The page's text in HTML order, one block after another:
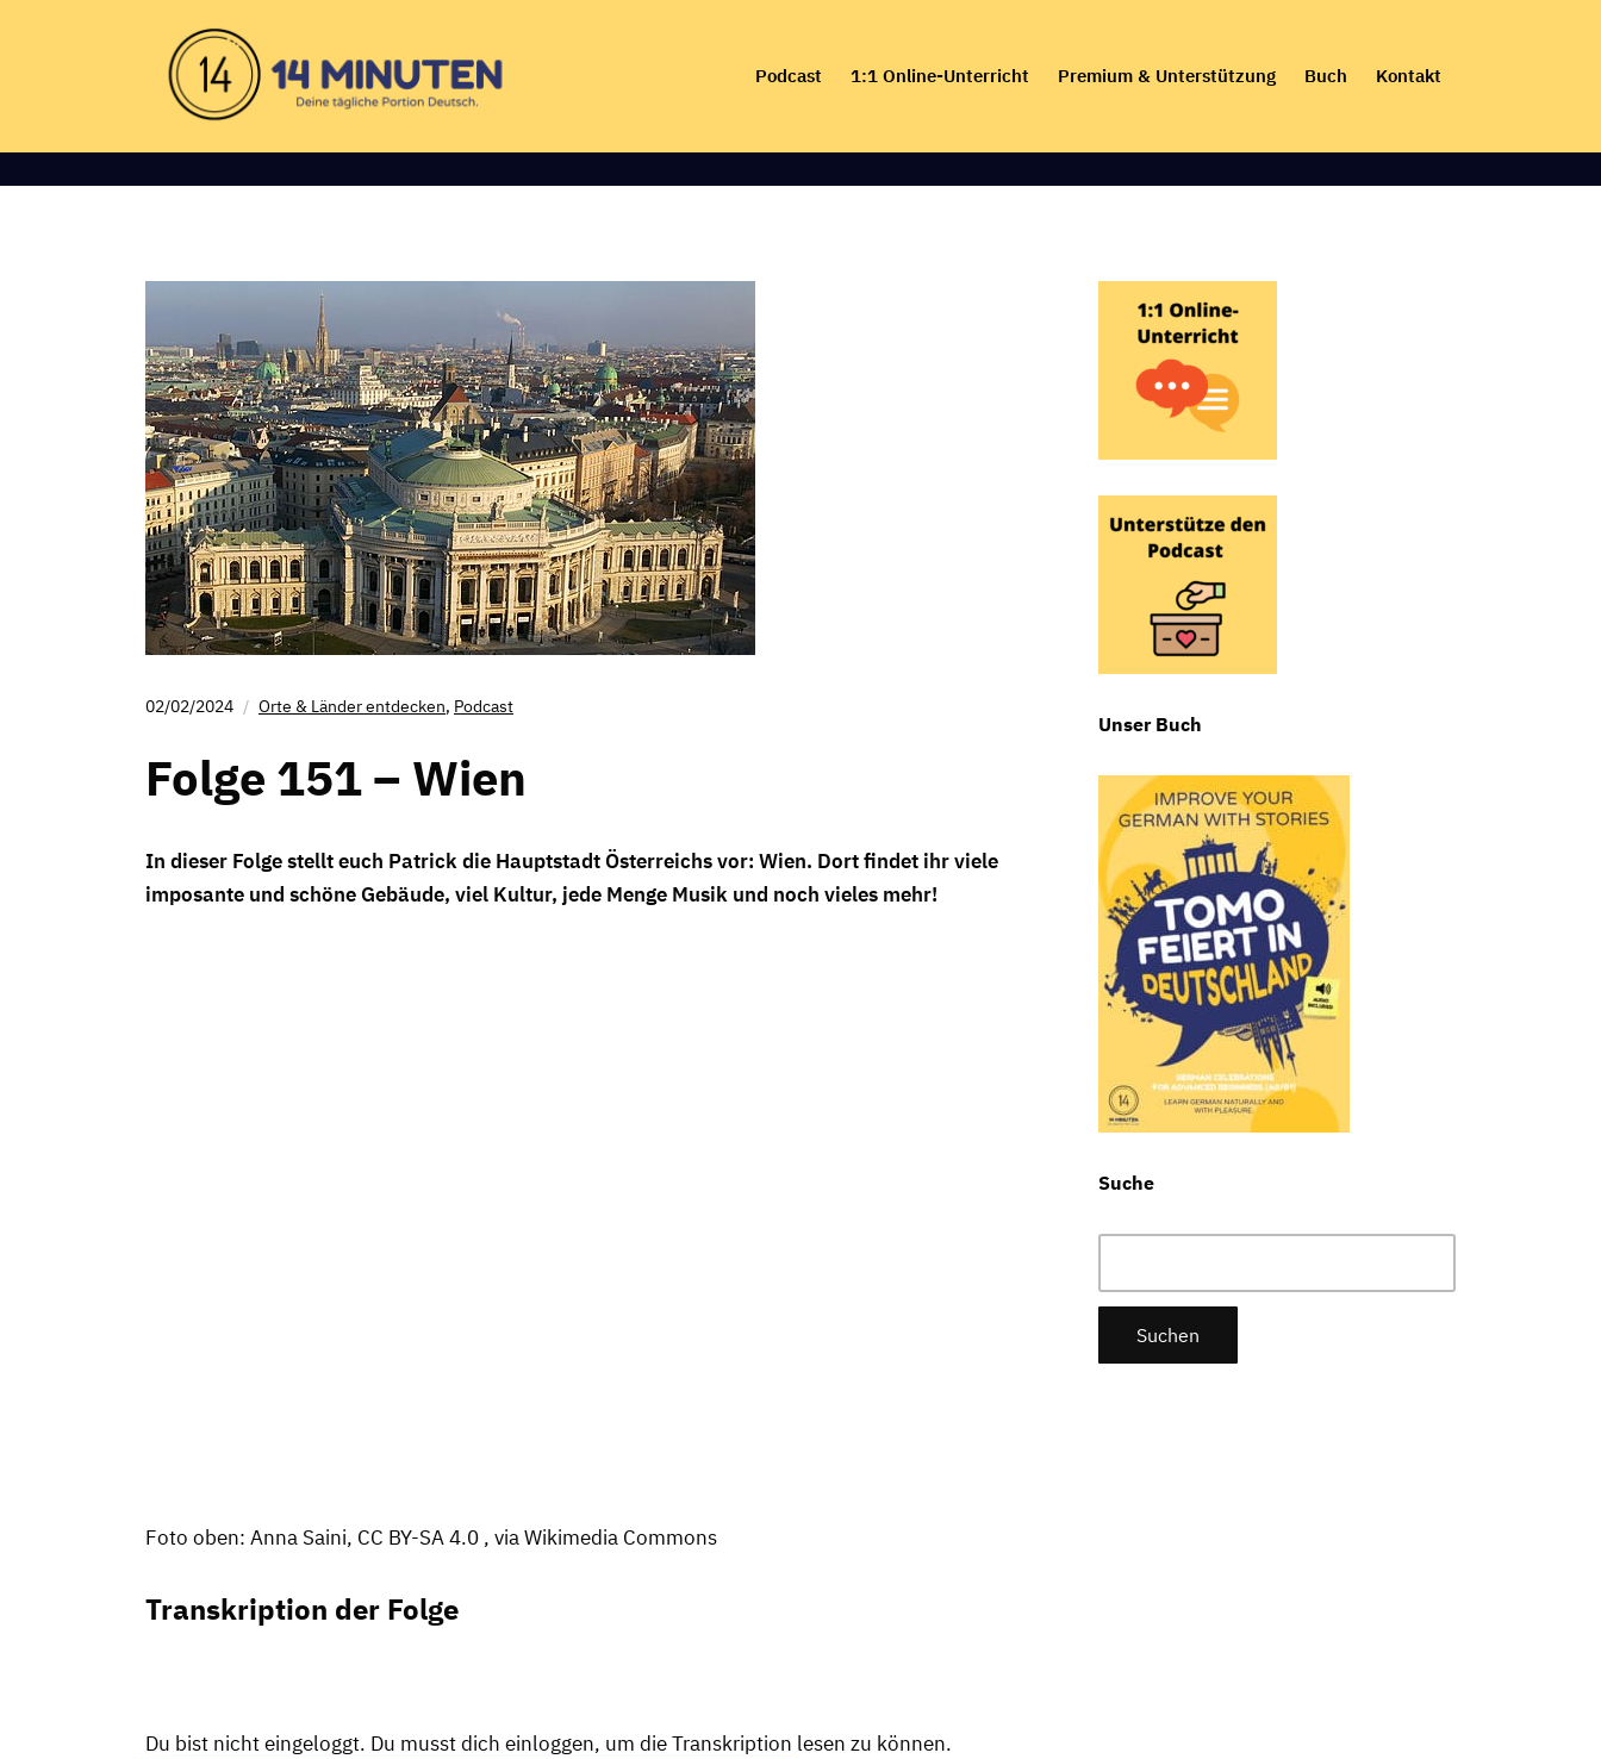
content
Podcast 1:1 Online-Unterricht Premium & Unterstützung Buch Kontakt
02/02/2024 Orte & Länder entdecken, Podcast
Folge 151 – Wien
In dieser Folge stellt euch Patrick die Hauptstadt Österreichs vor: Wien. Dort findet ihr viele
imposante und schöne Gebäude, viel Kultur, jede Menge Musik und noch vieles mehr!
Foto oben: Anna Saini, CC BY-SA 4.0 , via Wikimedia Commons
Transkription der Folge
Du bist nicht eingeloggt. Du musst dich einloggen, um die Transkription lesen zu können.
Unser Buch
Suche